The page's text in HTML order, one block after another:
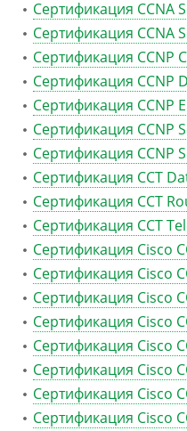
Сертификация CCNA
Сертификация CCNA
Сертификация CCNP
Сертификация CCNP
Сертификация CCNP
Сертификация CCNP
Сертификация CCNP
Сертификация CCT
Сертификация CCT
Сертификация CCT
Сертификация Cisco
Сертификация Cisco
Сертификация Cisco
Сертификация Cisco
Сертификация Cisco
Сертификация Cisco
Сертификация Cisco
Сертификация Cisco